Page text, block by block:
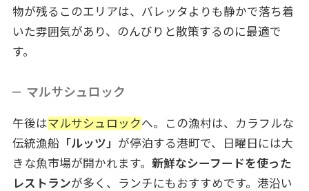
物が残るこのエリアは、バレッタよりも静かで落ち着
いた雰囲気があり、のんびりと散策するのに最適で
す。
マルサシュロック
午後はマルサシュロックへ。この漁村は、カラフルな
伝統漁船 「ルッツ」 が停泊する港町で、日曜日には大
きな魚市場が開かれます。 新鮮なシーフードを使った
レストランが多く、ランチにもおすすめです。港沿い